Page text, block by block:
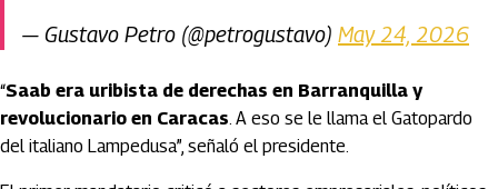
— Gustavo Petro (@petrogustavo) May 24, 2026
“Saab era uribista de derechas en Barranquilla y
revolucionario en Caracas. A eso se le llama el Gatopardo
del italiano Lampedusa”, señaló el presidente.